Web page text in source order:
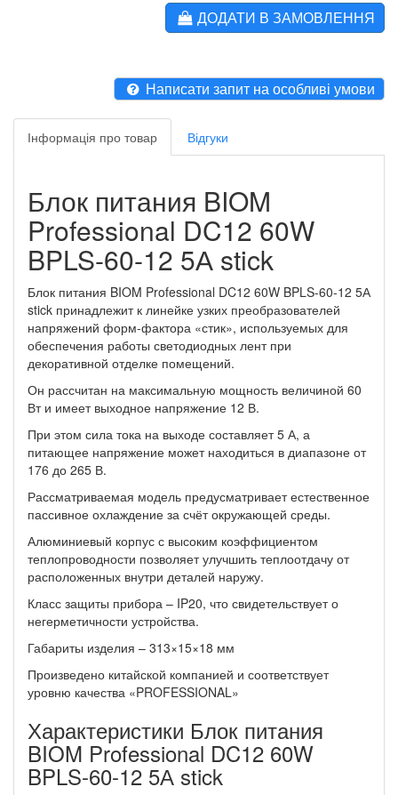
ДОДАТИ В ЗАМОВЛЕННЯ
Написати запит на особливі умови
Інформація про товар Відгуки
Блок питания BIOM
Professional DC12 60W
BPLS-60-12 5А stick
Блок питания BIOM Professional DC12 60W BPLS-60-12 5А
stick принадлежит к линейке узких преобразователей
напряжений форм-фактора «стик», используемых для
обеспечения работы светодиодных лент при
декоративной отделке помещений.
Он рассчитан на максимальную мощность величиной 60
Вт и имеет выходное напряжение 12 В.
При этом сила тока на выходе составляет 5 А, а
питающее напряжение может находиться в диапазоне от
176 до 265 В.
Рассматриваемая модель предусматривает естественное
пассивное охлаждение за счёт окружающей среды.
Алюминиевый корпус с высоким коэффициентом
теплопроводности позволяет улучшить теплоотдачу от
расположенных внутри деталей наружу.
Класс защиты прибора – IP20, что свидетельствует о
негерметичности устройства.
Габариты изделия – 313×15×18 мм
Произведено китайской компанией и соответствует
уровню качества «PROFESSIONAL»
Характеристики Блок питания
BIOM Professional DC12 60W
BPLS-60-12 5А stick